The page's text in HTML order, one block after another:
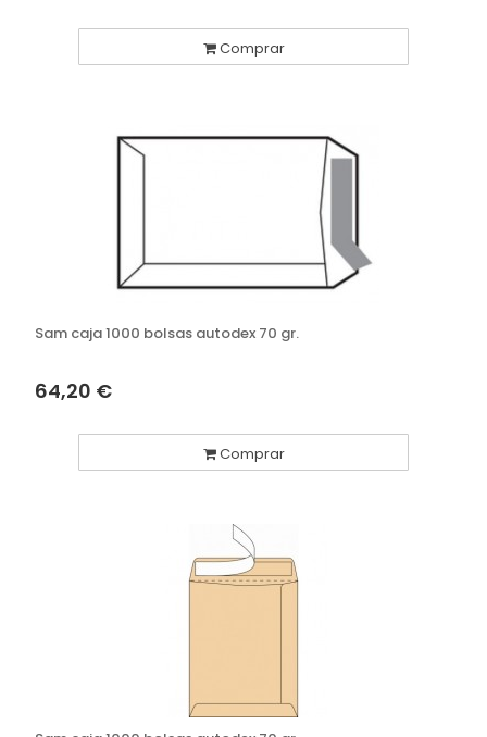
Comprar
Sam caja 1000 bolsas autodex 70 gr.
64,20 €
Comprar